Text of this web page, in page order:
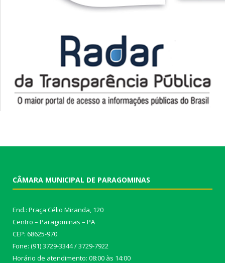
CÂMARA MUNICIPAL DE PARAGOMINAS
End.: Praça Célio Miranda, 120
Centro – Paragominas – PA
CEP: 68625-970
Fone: (91) 3729-3344 / 3729-7922
Horário de atendimento: 08:00 às 14:00